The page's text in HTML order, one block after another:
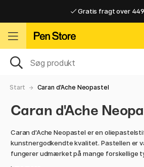
Gratis fragt over
Hurtigt til dør eller
Hurtigt til dør eller
Start Caran d'Ache Neopastel
Caran d'Ache
Caran d'Ache Neopastel er en
kunstnergodkendte kvalitet. Pastellen er
fungerer udmærket på mange forskellige